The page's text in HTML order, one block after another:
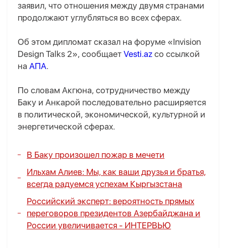
заявил, что отношения между двумя странами
продолжают углубляться во всех сферах.
Об этом дипломат сказал на форуме «Invision
Design Talks 2», сообщает Vesti.az со ссылкой
на АПА.
По словам Акгюна, сотрудничество между
Баку и Анкарой последовательно расширяется
в политической, экономической, культурной и
энергетической сферах.
В Баку произошел пожар в мечети
Ильхам Алиев: Мы, как ваши друзья и братья,
всегда радуемся успехам Кыргызстана
Российский эксперт: вероятность прямых
переговоров президентов Азербайджана и
России увеличивается - ИНТЕРВЬЮ